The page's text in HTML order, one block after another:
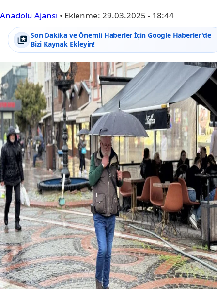
Anadolu Ajansı • Eklenme: 29.03.2025 - 18:44
Son Dakika ve Önemli Haberler İçin Google Haberler'de
Bizi Kaynak Ekleyin!